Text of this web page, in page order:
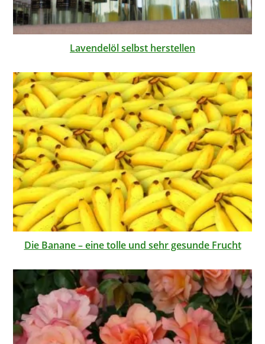
Lavendelöl selbst herstellen
Die Banane – eine tolle und sehr gesunde Frucht